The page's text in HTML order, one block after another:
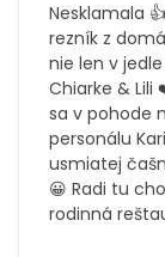
Nesklamala
rezník z
nie len v
Chiarke &
sa v pohode
personálu
usmiatej
😀 Radi tu
rodinná